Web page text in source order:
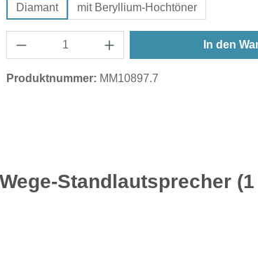
Diamant mit Beryllium-Hochtöner
In den
Produktnummer: MM10897.7
Standlautsprecher